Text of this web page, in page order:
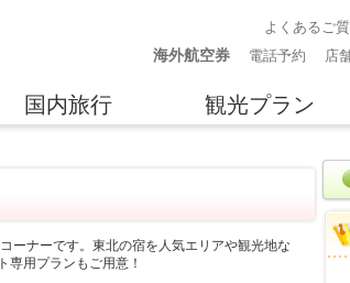
よくあるご
海外航空券
電話予約 店
国内旅行 観光プラン
ーナーです。東北の宿を人気エリアや観光地な
専用プランもご用意！